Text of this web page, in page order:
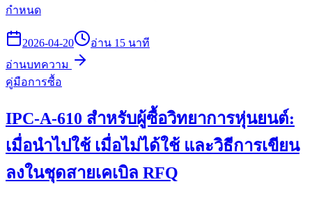
กำหนด
2026-04-20
อ่าน 15 นาที
อ่านบทความ
คู่มือการซื้อ
IPC-A-610 สำหรับผู้ซื้อวิทยาการหุ่นยนต์:
เมื่อนำไปใช้ เมื่อไม่ได้ใช้ และวิธีการเขียน
ลงในชุดสายเคเบิล RFQ